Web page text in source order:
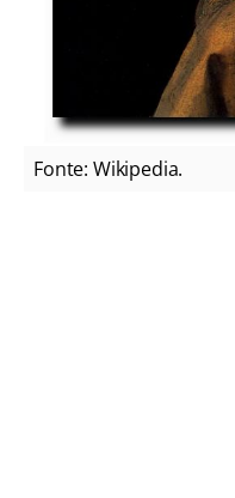
Fonte: Wikipedia.